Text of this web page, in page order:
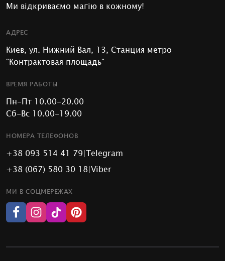
Ми відкриваємо магію в кожному!
АДРЕС
Киев, ул. Нижний Вал, 13, Станция метро
"Контрактовая площадь"
ВРЕМЯ РАБОТЫ
Пн-Пт 10.00-20.00
Сб-Вс 10.00-19.00
НОМЕРА ТЕЛЕФОНОВ
+38 093 514 41 79|Telegram
+38 (067) 580 30 18|Viber
МИ В СОЦМЕРЕЖАХ